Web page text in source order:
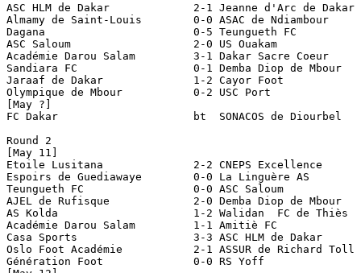
ASC HLM de Dakar             2-1 Jeanne d'Arc de Dakar
Almamy de Saint-Louis        0-0 ASAC de
Dagana                       0-5 Teungueth FC
ASC Saloum                   2-0 US Ouakam
Académie Darou Salam         3-1 Dakar Sacre Coeur
Sandiara FC                  0-1 Demba Diop
Jaraaf de Dakar              1-2 Cayor Foot
Olympique de Mbour           0-2 USC Port
[May ?]
FC Dakar                     bt  SONACOS de Diourbel
Round 2
[May 11]
Etoile Lusitana              2-2 CNEPS Excellence
Espoirs de Guediawaye        0-0 La Linguère AS
Teungueth FC                 0-0 ASC Saloum
AJEL de Rufisque             2-0 Demba Diop de Mbour
AS Kolda                     1-2 Walidan  FC de
Académie Darou Salam         1-1 Amitiè FC
Casa Sports                  3-3 ASC HLM de Dakar
Oslo Foot Académie           2-1 ASSUR de Richard
Génération Foot              0-0 RS Yoff